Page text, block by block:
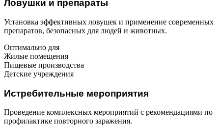
Ловушки и препараты
Установка эффективных ловушек и применение современных
препаратов, безопасных для людей и животных.
Оптимально для
Жилые помещения
Пищевые производства
Детские учреждения
Истребительные мероприятия
Проведение комплексных мероприятий с рекомендациями по
профилактике повторного заражения.